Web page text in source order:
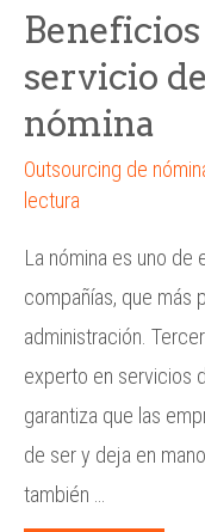
servicio
nómina
Outsourcing de
lectura
La nómina es uno
compañías, que más
administración.
experto en servicios
garantiza que las
de ser y deja en
también …